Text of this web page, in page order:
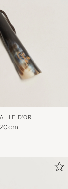
D'OR